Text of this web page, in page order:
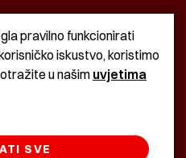
pravilno funkcionirati
iskustvo, koristimo
u našim uvjetima
SVE